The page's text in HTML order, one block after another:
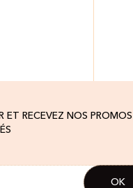
ET RECEVEZ NOS